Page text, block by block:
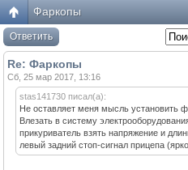
Фаркопы
Ответить
Re: Фаркопы
Сб, 25 мар 2017, 13:16
stas141730 писал(а):
Не оставляет меня мысль установить
Влезать в систему
прикуриватель взять напряжение и
левый задний стоп-сигнал прицепа